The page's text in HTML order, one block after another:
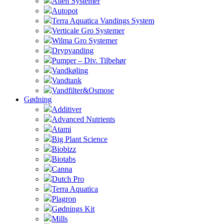
Autopot
Terra Aquatica Vandings System
Verticale Gro Systemer
Wilma Gro Systemer
Drypvanding
Pumper – Div. Tilbehør
Vandkøling
Vandtank
Vandfilter&Osmose
Gødning
Additiver
Advanced Nutrients
Atami
Big Plant Science
Biobizz
Biotabs
Canna
Dutch Pro
Terra Aquatica
Plagron
Gødnings Kit
Mills